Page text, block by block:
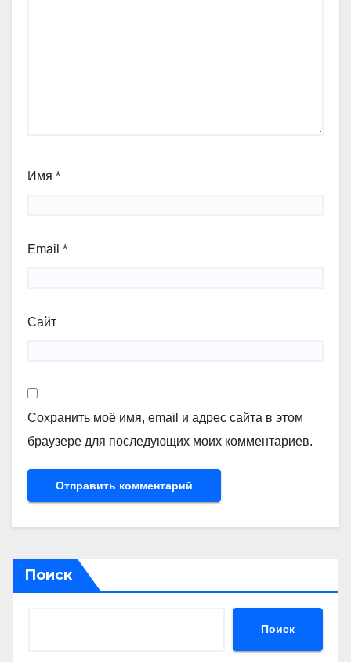
Имя *
Email *
Сайт
Сохранить моё имя, email и адрес сайта в этом
браузере для последующих моих комментариев.
Поиск
Поиск